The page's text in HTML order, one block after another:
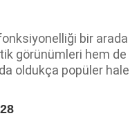
bir arada
görünümleri hem de
oldukça popüler hale